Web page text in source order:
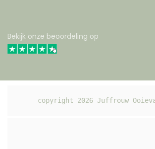
Bekijk onze beoordeling op
copyright 2026 Juffrouw